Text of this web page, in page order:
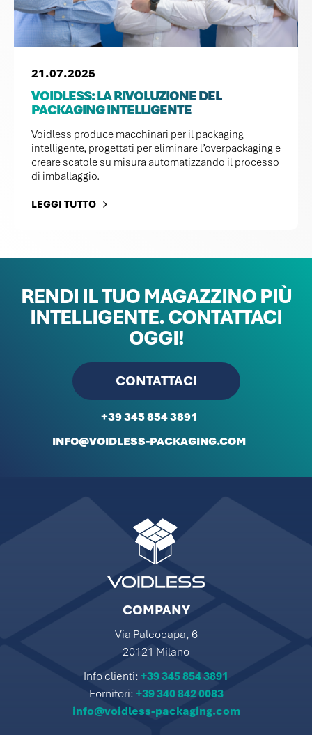
21.07.2025
VOIDLESS: LA RIVOLUZIONE DEL
PACKAGING INTELLIGENTE
Voidless produce macchinari per il packaging
intelligente, progettati per eliminare l’overpackaging e
creare scatole su misura automatizzando il processo
di imballaggio.
LEGGI TUTTO
RENDI IL TUO MAGAZZINO PIÙ
INTELLIGENTE.CONTATTACI
OGGI!
CONTATTACI
+39 345 854 3891
INFO@VOIDLESS-PACKAGING.COM
COMPANY
Via Paleocapa, 6
20121 Milano
Info clienti:+39 345 854 3891
Fornitori:+39 340 842 0083
info@voidless-packaging.com